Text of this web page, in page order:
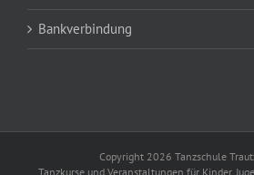
Bankverbindung
Copyright 2026 Tanzschule
Tanzkurse und Veranstaltungen für Kinder,